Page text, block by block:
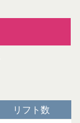
リフト数